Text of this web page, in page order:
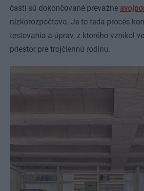
časti sú dokončované prevažne
nízkorozpočtovo. Je to teda proces
testovania a úprav, z ktorého vznikol
priestor pre trojčlennú rodinu.